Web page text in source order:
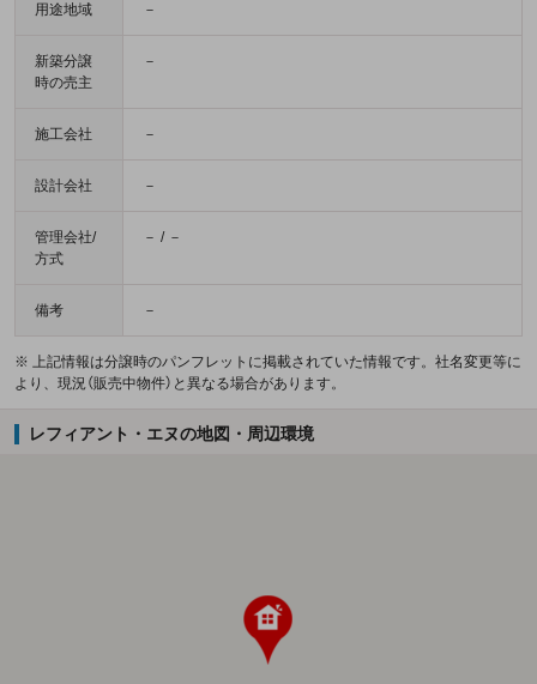
用途地域 －
新築分譲
時の売主
－
施工会社 －
設計会社 －
管理会社/
方式
－ / －
備考 －
※ 上記情報は分譲時のパンフレットに掲載されていた情報です。社名変更等に
より、現況（販売中物件）と異なる場合があります。
レフィアント・エヌの地図・周辺環境